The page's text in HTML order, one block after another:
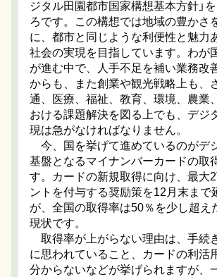
ジタル田園都市国家構想基本方針」
ろです。この構想では地域の豊かさ
に、都市と同じような利便性と魅力
社会の実現を目指しています。わが
が進む中で、人手不足を補い業務改
からも、また創業や観光戦略上も、
通、医療、福祉、教育、環境、農業
おける課題解決を図る上でも、デジ
現は急がなければなりません。
今、国を挙げて進めているのがデ
基盤となるマイナンバーカードの取
す。カードの新規取得に向け、最大
ントを付与する奨励策を12月末まで
が、全国の取得率は50％を少し超え
現状です。
取得率が上がらない理由は、手続
に思われていること、カードの利活
分からないなどが挙げられますが、